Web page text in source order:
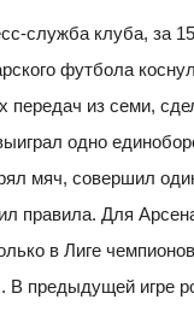
служба клуба, за
футбола
передач из семи,
одно
мяч, совершил
правила. Для
в Лиге
В предыдущей игре